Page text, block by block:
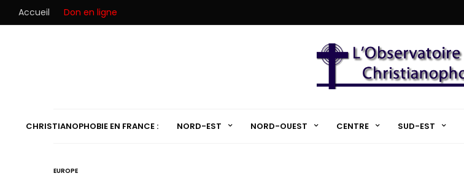
Accueil Don en ligne
CHRISTIANOPHOBIE EN FRANCE : NORD-EST NORD-OUEST CENTRE SUD-EST
EUROPE